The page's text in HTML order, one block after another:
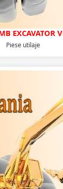
EXCAVATOR
Piese utilaje